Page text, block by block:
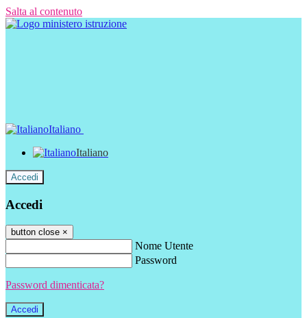
Salta al contenuto
Italiano
Italiano
Accedi
Accedi
button close ×
Nome Utente
Password
Password dimenticata?